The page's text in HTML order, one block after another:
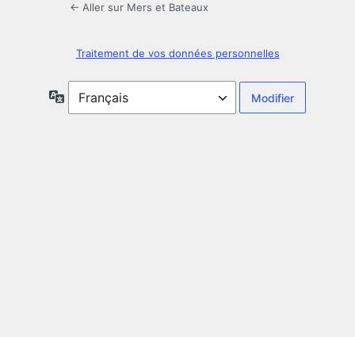
← Aller sur Mers et Bateaux
Traitement de vos données personnelles
Langue